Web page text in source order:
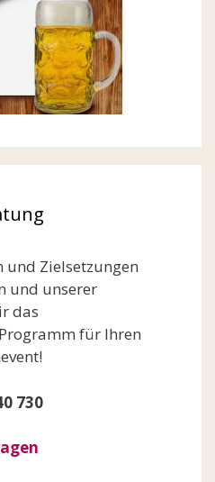
und Zielsetzungen
und unserer
das
für Ihren
730